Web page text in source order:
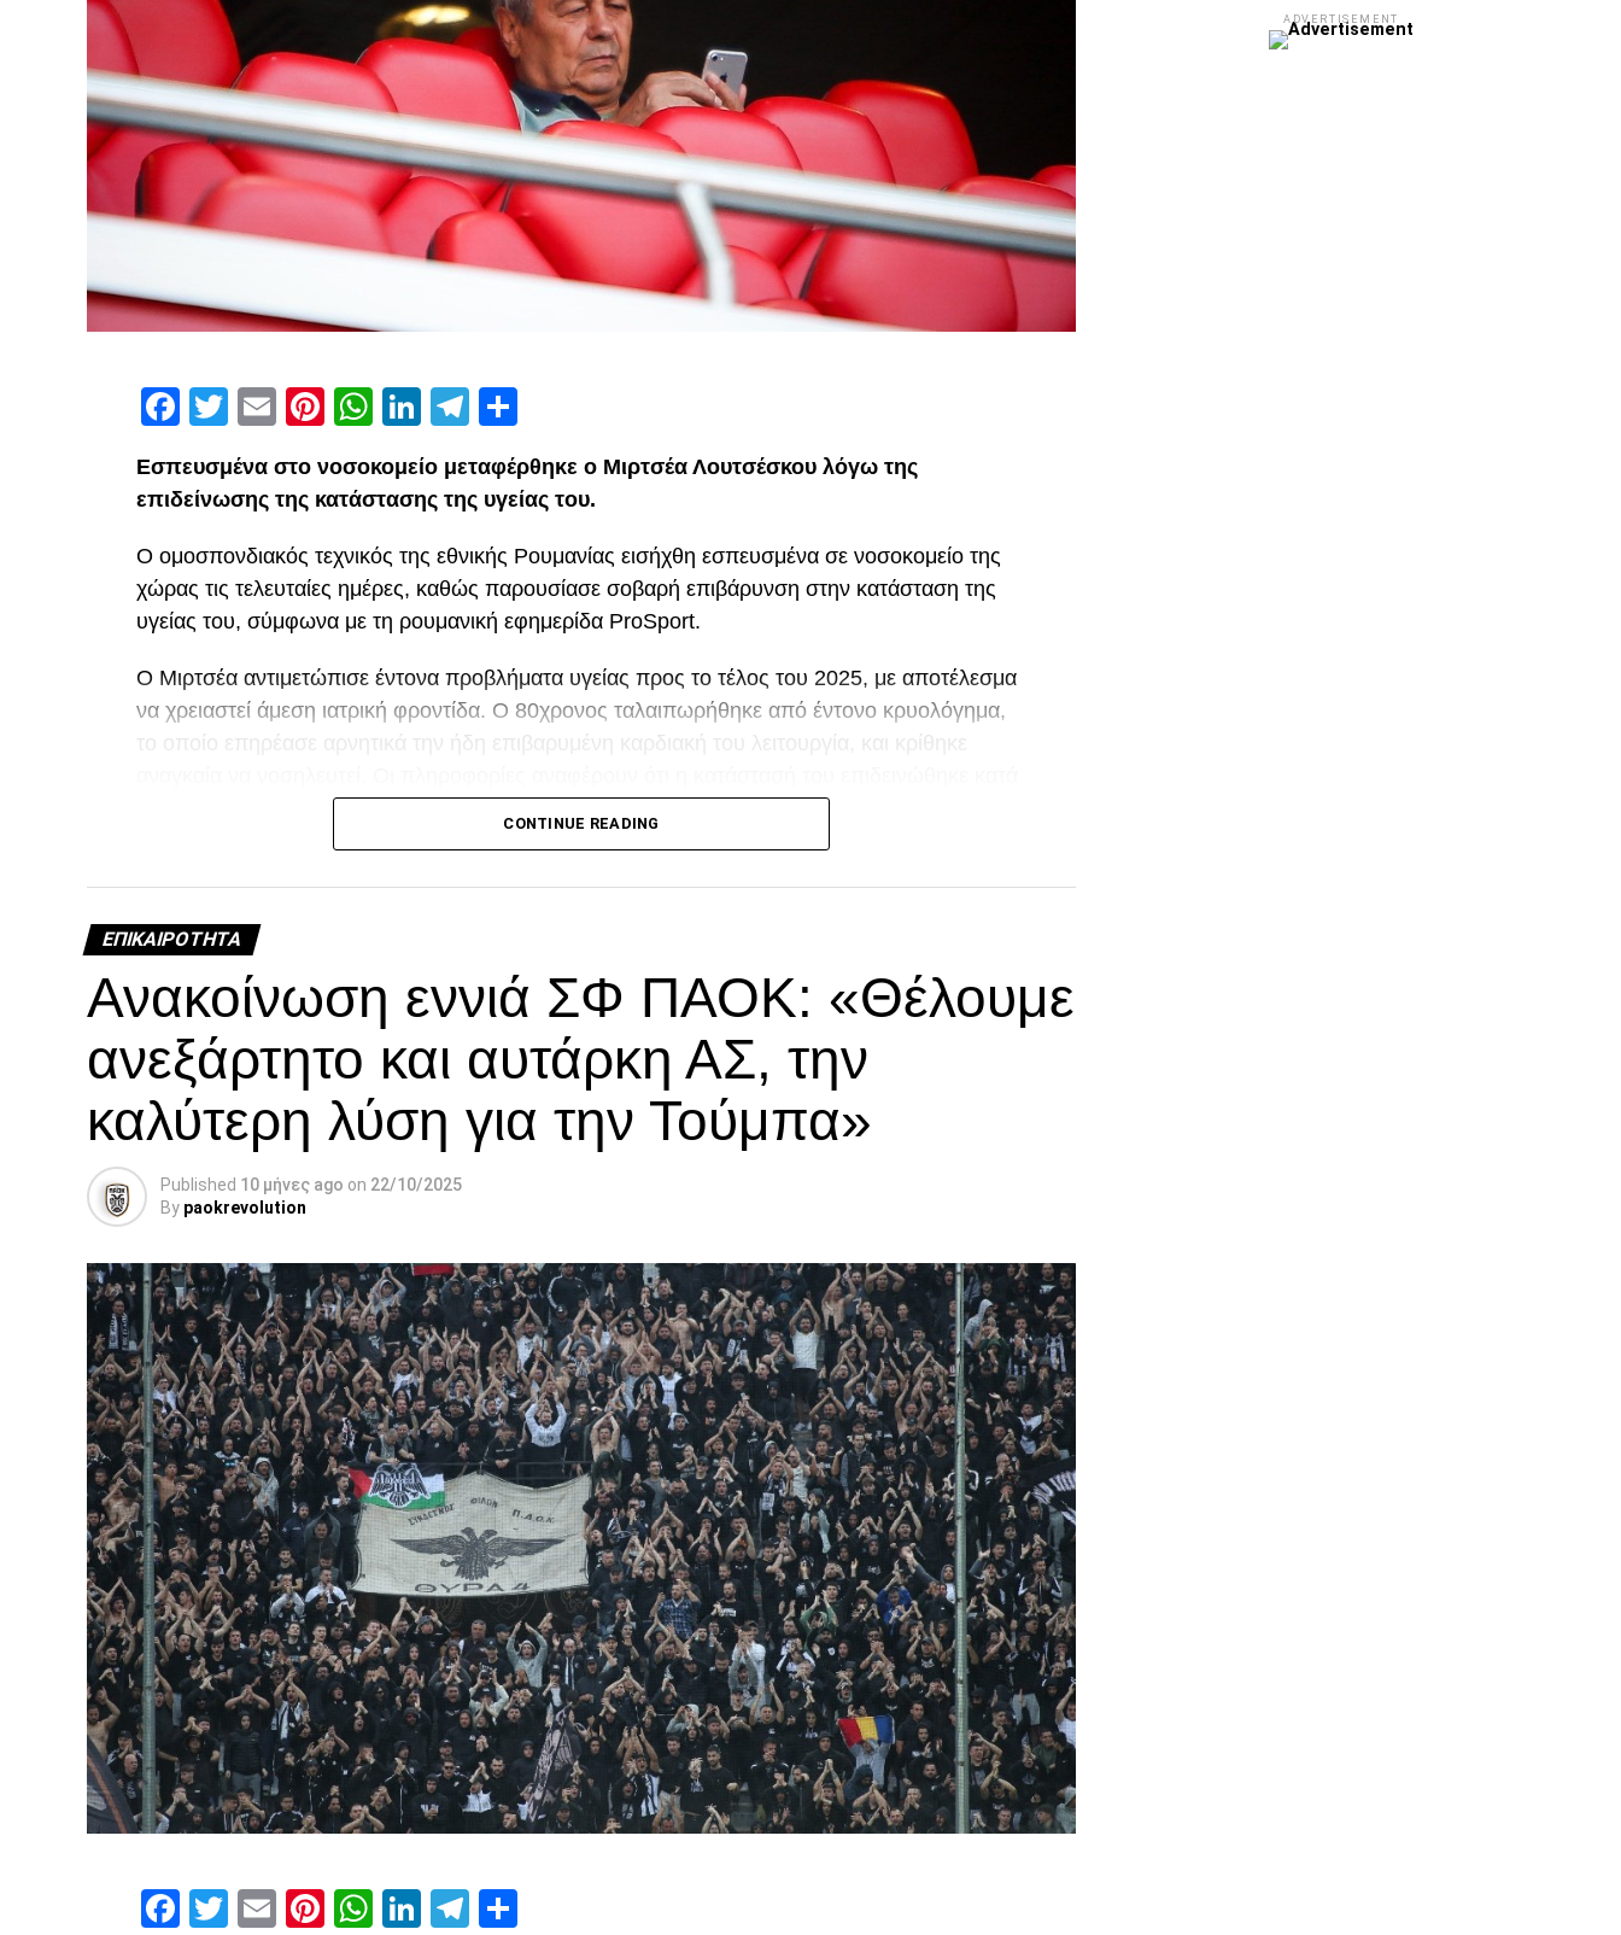
Facebook
Twitter
EmailPinterest
WhatsApp
LinkedIn
Telegram
Εσπευσμένα στο νοσοκομείο μεταφέρθηκε ο Μιρτσέα Λουτσέσκου λόγω της
επιδείνωσης της κατάστασης της υγείας του.
Ο ομοσπονδιακός τεχνικός της εθνικής Ρουμανίας εισήχθη εσπευσμένα σε νοσοκομείο της
χώρας τις τελευταίες ημέρες, καθώς παρουσίασε σοβαρή επιβάρυνση στην κατάσταση της
υγείας του, σύμφωνα με τη ρουμανική εφημερίδα ProSport.
Ο Μιρτσέα αντιμετώπισε έντονα προβλήματα υγείας προς το τέλος του 2025, με αποτέλεσμα
να χρειαστεί άμεση ιατρική φροντίδα. Ο 80χρονος ταλαιπωρήθηκε από έντονο κρυολόγημα,
το οποίο επηρέασε αρνητικά την ήδη επιβαρυμένη καρδιακή του λειτουργία, και κρίθηκε
τη διάρκεια της νοσηλείας του.
CONTINUE READING
ΕΠΙΚΑΙΡΌΤΗΤΑ
Ανακοίνωση εννιά ΣΦ ΠΑΟΚ: «Θέλουμε
ανεξάρτητο και αυτάρκη ΑΣ, την
καλύτερη λύση για την Τούμπα»
Published 10 μήνες ago on 22/10/2025
By paokrevolution
Facebook
Twitter
EmailPinterest
WhatsApp
LinkedIn
Telegram
ADVERTISEMENT